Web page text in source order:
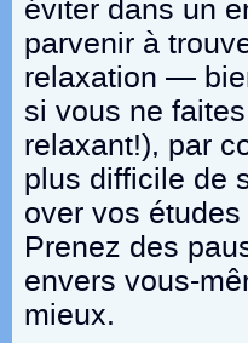
éviter dans un
parvenir à
relaxation —
si vous ne
relaxant!), par
plus difficile de
over vos
Prenez des
envers vous-
mieux.